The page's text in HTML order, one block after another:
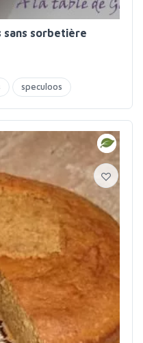
sans sorbetière
speculoos